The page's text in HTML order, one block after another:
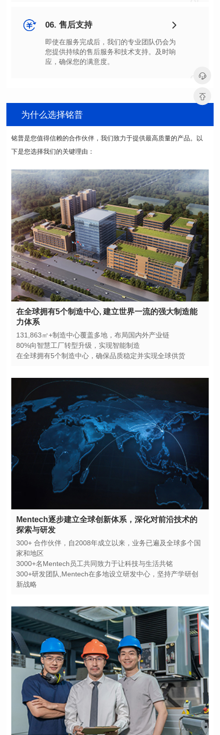
06. 售后支持
应，确保您的满意度。
06
为什么选择铭普
下是您选择我们的关键理由：
力体系
131,863㎡+制造中心覆盖多地，布局国内外产业链
80%向智慧工厂转型升级，实现智能制造
在全球拥有5个制造中心，确保品质稳定并实现全球供货
探索与研发
家和地区
3000+名Mentech员工共同致力于让科技与生活共铭
新战略